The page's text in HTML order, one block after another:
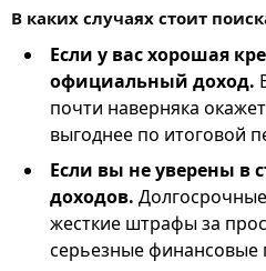
В каких случаях стоит
Если у вас хорошая
официальный доход.
почти наверняка
выгоднее по итоговой
Если вы не уверены в
доходов.
жесткие штрафы за
серьезные